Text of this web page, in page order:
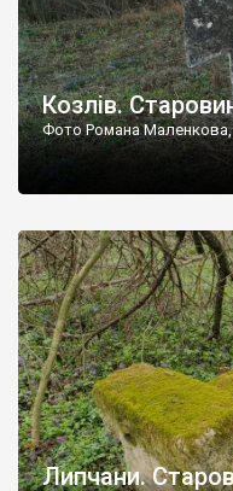
Козлів.
Фото Романа Маленкова,
Липчани.